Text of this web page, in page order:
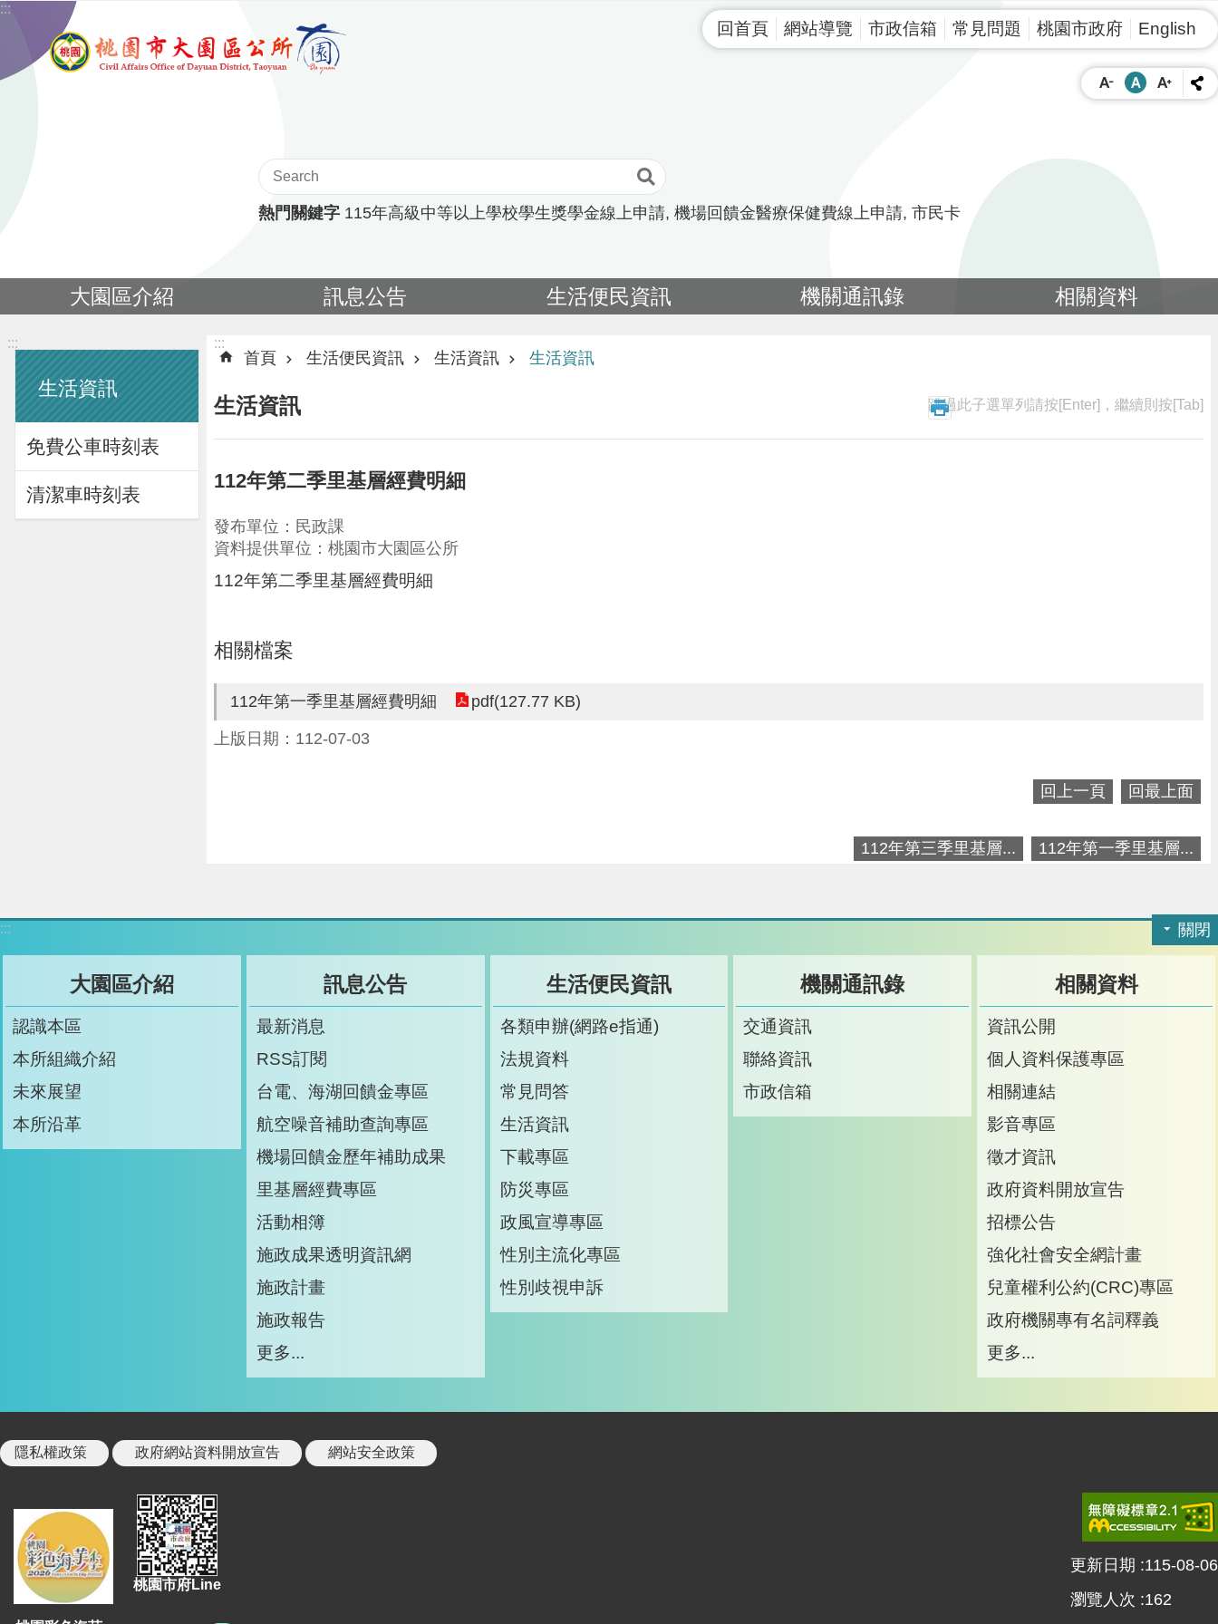
跳到主要內容區塊
:::
回首頁 網站導覽 市政信箱 常見問題 桃園市政府 English
熱門關鍵字 115年高級中等以上學校學生獎學金線上申請 機場回饋金醫療保健費線上申請 市民卡
大園區介紹 訊息公告 生活便民資訊 機關通訊錄 相關資料
:::
生活資訊
免費公車時刻表
清潔車時刻表
:::
首頁 生活便民資訊 生活資訊 生活資訊
生活資訊 跳過此子選單列請按[Enter]，繼續則按[Tab]
112年第二季里基層經費明細
發布單位：民政課
資料提供單位：桃園市大園區公所
112年第二季里基層經費明細
相關檔案
112年第一季里基層經費明細 pdf(127.77 KB)
上版日期：112-07-03
回上一頁 回最上面
112年第三季里基層... 112年第一季里基層...
關閉
:::
大園區介紹
認識本區
本所組織介紹
未來展望
本所沿革
訊息公告
最新消息
RSS訂閱
台電、海湖回饋金專區
航空噪音補助查詢專區
機場回饋金歷年補助成果
里基層經費專區
活動相簿
施政成果透明資訊網
施政計畫
施政報告
更多...
生活便民資訊
各類申辦(網路e指通)
法規資料
常見問答
生活資訊
下載專區
防災專區
政風宣導專區
性別主流化專區
性別歧視申訴
機關通訊錄
交通資訊
聯絡資訊
市政信箱
相關資料
資訊公開
個人資料保護專區
相關連結
影音專區
徵才資訊
政府資料開放宣告
招標公告
強化社會安全網計畫
兒童權利公約(CRC)專區
政府機關專有名詞釋義
更多...
隱私權政策 政府網站資料開放宣告 網站安全政策
桃園市府Line
更新日期 115-08-06
瀏覽人次
162